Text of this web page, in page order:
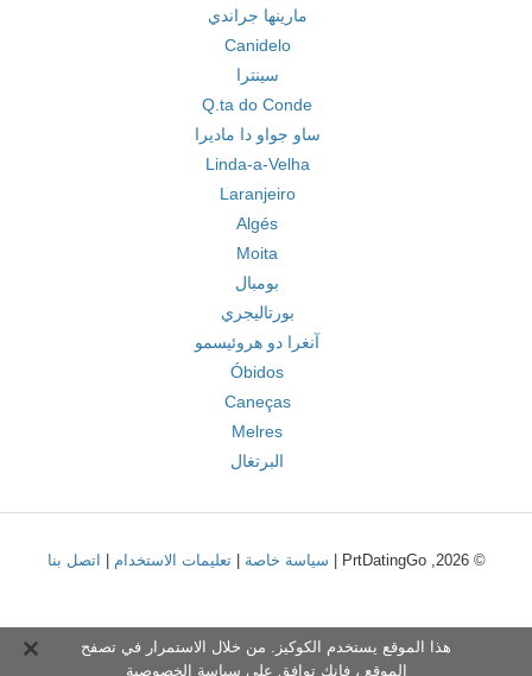
مارينها جراندي
Canidelo
سينترا
Q.ta do Conde
ساو جواو دا ماديرا
Linda-a-Velha
Laranjeiro
Algés
Moita
بومبال
بورتاليجري
آنغرا دو هروئيسمو
Óbidos
Caneças
Melres
البرتغال
© 2026, PrtDatingGo | سياسة خاصة |تعليمات الاستخدام اتصل بنا
هذا الموقع يستخدم الكوكيز. من خلال الاستمرار في تصفح
الموقع ، فإنك توافق على سياسة الخصوصية